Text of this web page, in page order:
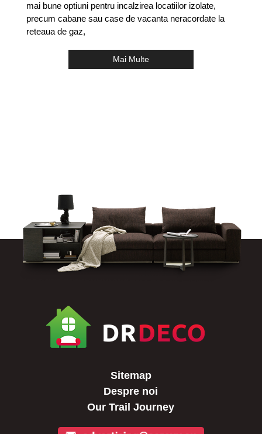
mai bune optiuni pentru incalzirea locatiilor izolate,
precum cabane sau case de vacanta neracordate la
reteaua de gaz,
Mai Multe
Sitemap
Despre noi
Our Trail Journey